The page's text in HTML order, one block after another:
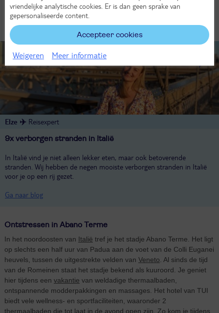
Afstand tot Nederland
1300 km
Elze ✈️ Reisexpert
9x verborgen stranden in Italië
In Italië vind je niet alleen lekker eten, maar ook betoverende
stranden. Wij hebben de negen mooiste verborgen stranden in Italië
voor je op een rij gezet.
Ga naar blog
Ontstressen in Abano Terme
In het noordoosten van Italië tref je het stadje Abano Terme. Het ligt
op slechts een half uur van Padua aan de voet van de Colli Euganei
heuvels, tussen de uitgestrekte velden van Veneto . Al sinds de tijd
van de Romeinen staat het stadje bekend als kuuroord. Je geniet
hier tijdens een vakantie van weldadige thermaalbaden,
ontspannende modderpakkingen en massages. Het hotel van TUI
biedt vele wellness- en sportfaciliteiten, waaronder 2
thermaalbaden die tot laat in de avond open zijn. Zo kom je tijdens
vriendelijke analytische cookies. Er is dan geen sprake van
gepersonaliseerde content.
Accepteer cookies
Weigeren Meer informatie